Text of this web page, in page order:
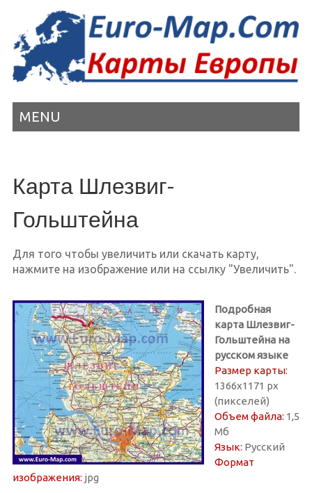
MENU
Карта Шлезвиг-
Гольштейна
Для того чтобы увеличить или скачать карту,
нажмите на изображение или на ссылку "Увеличить".
Подробная
карта Шлезвиг-
Гольштейна на
русском языке
Размер карты:
1366х1171 px
(пикселей)
Объем файла: 1,5
Мб
Язык: Русский
Формат
изображения: jpg